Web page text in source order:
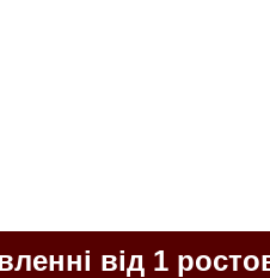
від 1